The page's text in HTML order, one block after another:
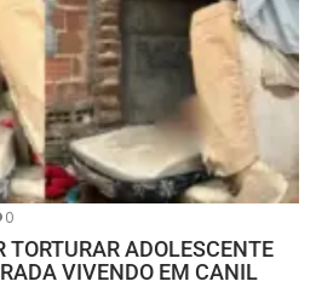
0
TORTURAR ADOLESCENTE
VIVENDO EM CANIL